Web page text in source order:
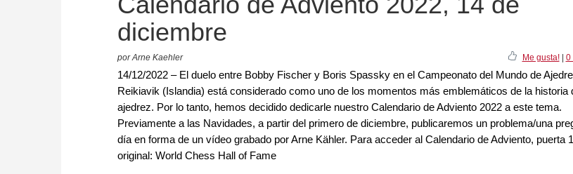
diciembre
por Arne Kaehler Me gusta!| 0
14/12/2022 – El duelo entre Bobby Fischer y Boris Spassky en el Campeonato del Mundo de
Reikiavik (Islandia) está considerado como uno de los momentos más emblemáticos de la historia
ajedrez. Por lo tanto, hemos decidido dedicarle nuestro Calendario de Adviento 2022 a este tema.
Previamente a las Navidades, a partir del primero de diciembre, publicaremos un problema/una
día en forma de un vídeo grabado por Arne Kähler. Para acceder al Calendario de Adviento, puerta
original: World Chess Hall of Fame